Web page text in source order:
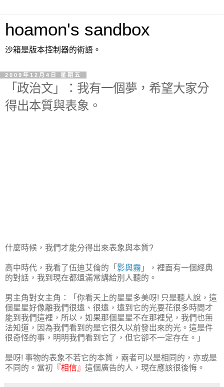
hoamon's sandbox
沙箱是版本控制器的術語。
2009年12月4日 星期五
「政治文」：我有一個夢，希望大家分
得出本質與表象。
什麼時候，我們才能分得出來表象與本質?
高中時代，我看了伍迪艾倫的「 影與霧 」，裡面有一個經典
的對話，我到現在都還滿常講給別人聽的。
男主角對女主角：「你看天上的星星多美呀! 只是聽人說，這
個星星好像離我們很遠、很遠，遠到它的光要花很多時間才
能到我們這裡，所以，如果那個星星不在那裡兒，我們也無
法知道，因為我們看到的是它很久以前發出來的光。這是件
很奇怪的事，明明我們看到它了，但它卻不一定存在。」
是呀! 事物的表象不若它的本質，兩者可以是相同的，亦或是
不同的。當初 『相信』 這個廣告的人，現在應該很後悔。